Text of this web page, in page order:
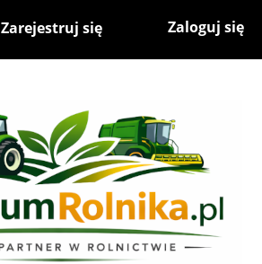
Zarejestruj się Zaloguj się